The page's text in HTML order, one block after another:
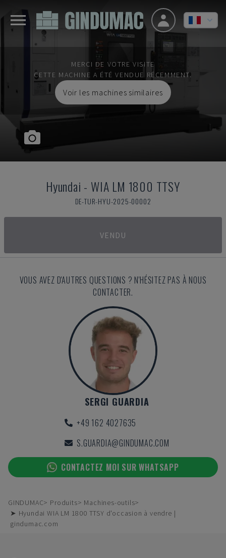
MERCI DE VOTRE VISITE
CETTE MACHINE A ÉTÉ VENDUE RÉCEMMENT.
Voir les machines similaires
Hyundai - WIA LM 1800 TTSY
DE-TUR-HYU-2025-00002
VENDU
VOUS AVEZ D'AUTRES QUESTIONS ? N'HÉSITEZ PAS À NOUS
CONTACTER.
SERGI GUARDIA
+49 162 4027635
S.GUARDIA@GINDUMAC.COM
CONTACTEZ MOI SUR WHATSAPP
GINDUMAC Produits
Machines-outils
➤ Hyundai WIA LM 1800 TTSY d'occasion à vendre |
gindumac.com